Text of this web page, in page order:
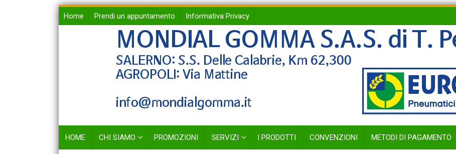
Skip
to
Home Prendi un appuntamento Informativa Privacy
HOME CHI SIAMO PROMOZIONI SERVIZI I PRODOTTI CONVENZIONI METODI DI PAGAMENTO